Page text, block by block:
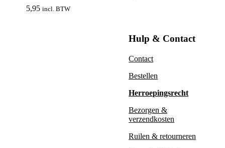
5,95 incl. BTW
Hulp & Contact
Contact
Bestellen
Herroepingsrecht
Bezorgen &
verzendkosten
Ruilen & retourneren